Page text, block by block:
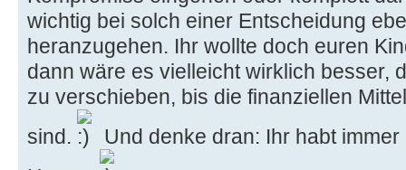
wichtig bei solch einer Entscheidung
heranzugehen. Ihr wollte doch euren
dann wäre es vielleicht wirklich besser,
zu verschieben, bis die finanziellen
sind.
Und denke dran: Ihr habt